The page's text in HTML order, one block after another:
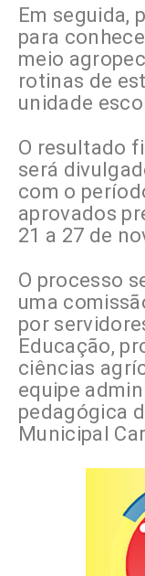
Em seguida,
para
meio
rotinas de
unidade
O resultado
será
com o
aprovados
21 a 27 de
O processo
uma
por
Educação,
ciências
equipe
pedagógica
Municipal